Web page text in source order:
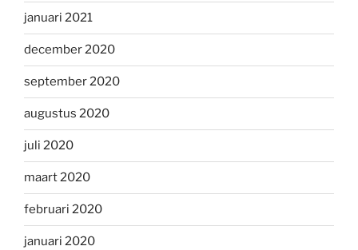
januari 2021
december 2020
september 2020
augustus 2020
juli 2020
maart 2020
februari 2020
januari 2020